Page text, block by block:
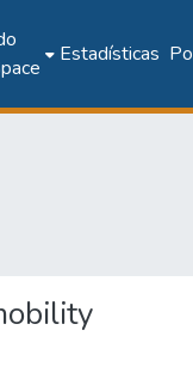
Estadísticas